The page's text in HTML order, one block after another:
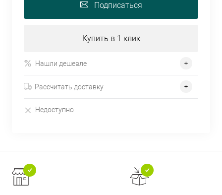
Подписаться
Купить в 1 клик
Нашли дешевле
Рассчитать доставку
Недоступно